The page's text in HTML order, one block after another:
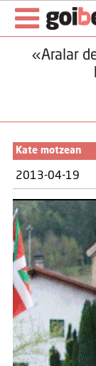
«Aralar
Kate motzean
2013-04-19